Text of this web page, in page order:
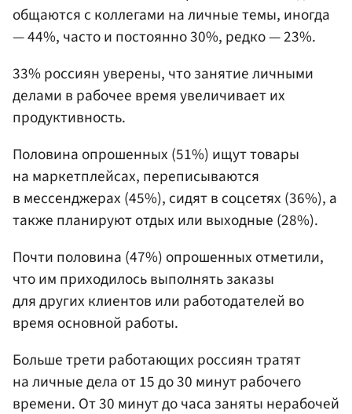
общаются с коллегами на личные темы, иногда
— 44%, часто и постоянно 30%, редко — 23%.
33% россиян уверены, что занятие личными
делами в рабочее время увеличивает их
продуктивность.
Половина опрошенных (51%) ищут товары
на маркетплейсах, переписываются
в мессенджерах (45%), сидят в соцсетях (36%), а
также планируют отдых или выходные (28%).
Почти половина (47%) опрошенных отметили,
что им приходилось выполнять заказы
для других клиентов или работодателей во
время основной работы.
Больше трети работающих россиян тратят
на личные дела от 15 до 30 минут рабочего
времени. От 30 минут до часа заняты нерабочей